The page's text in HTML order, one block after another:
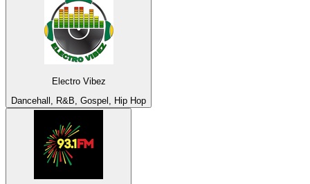
Electro Vibez
Dancehall, R&B, Gospel, Hip Hop